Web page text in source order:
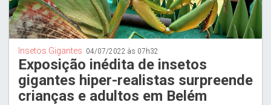
Insetos Gigantes 04/07/2022 às 07h32
Exposição inédita de insetos
gigantes hiper-realistas surpreende
crianças e adultos em Belém